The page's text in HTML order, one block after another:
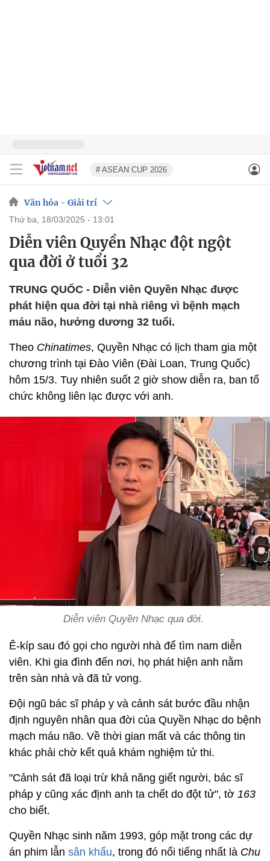
# ASEAN CUP 2026
Văn hóa - Giải trí
thứ ba, 18/03/2025 - 13:01
Diễn viên Quyền Nhạc đột ngột
qua đời ở tuổi 32
TRUNG QUỐC - Diễn viên Quyền Nhạc được
phát hiện qua đời tại nhà riêng vì bệnh mạch
máu não, hưởng dương 32 tuổi.
Theo Chinatimes, Quyền Nhạc có lịch tham gia một
chương trình tại Đào Viên (Đài Loan, Trung Quốc)
hôm 15/3. Tuy nhiên suốt 2 giờ show diễn ra, ban tổ
chức không liên lạc được với anh.
Diễn viên Quyền Nhạc qua đời.
Ê-kíp sau đó gọi cho người nhà để tìm nam diễn
viên. Khi gia đình đến nơi, họ phát hiện anh nằm
trên sàn nhà và đã tử vong.
Đội ngũ bác sĩ pháp y và cảnh sát bước đầu nhận
định nguyên nhân qua đời của Quyền Nhạc do bệnh
mạch máu não. Về thời gian mất và các thông tin
khác phải chờ kết quả khám nghiệm tử thi.
"Cảnh sát đã loại trừ khả năng giết người, bác sĩ
pháp y cũng xác định anh ta chết do đột tử", tờ 163
cho biết.
Quyền Nhạc sinh năm 1993, góp mặt trong các dự
án phim lẫn sân khấu, trong đó nổi tiếng nhất là Chu